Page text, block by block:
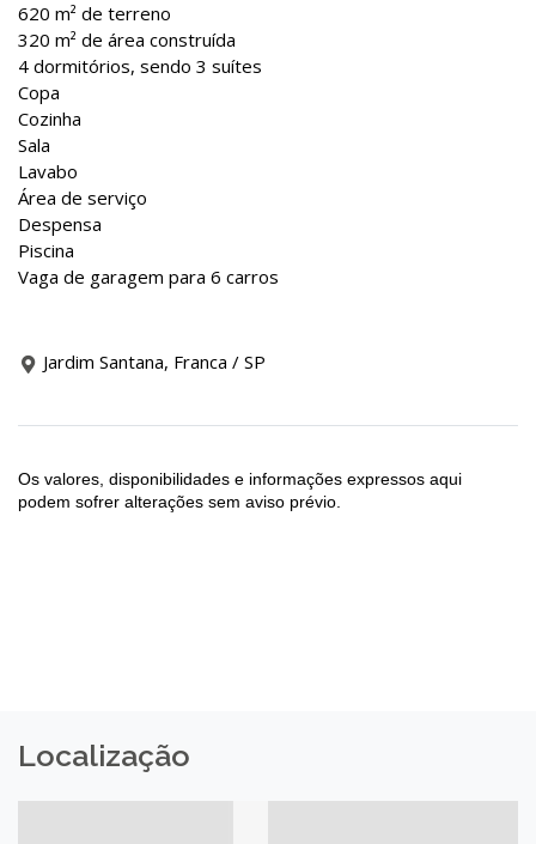
620 m² de terreno
320 m² de área construída
4 dormitórios, sendo 3 suítes
Copa
Cozinha
Sala
Lavabo
Área de serviço
Despensa
Piscina
Vaga de garagem para 6 carros
Jardim Santana, Franca / SP
Os valores, disponibilidades e informações expressos aqui
podem sofrer alterações sem aviso prévio.
Localização